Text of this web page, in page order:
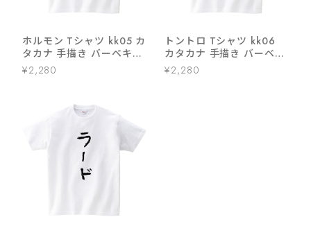
ホルモン Tシャツ kk05 カ
タカナ 手描き バーベキュ
ー BBQ お酒 飲み屋 居酒
屋 和柄 ネタtシャツ 文字t
しろtシャツ おもしろ雑貨
名言 格言 語録
¥2,280
トントロ Tシャツ kk06
カタカナ 手描き バーベキ
ュー BBQ お酒 飲み屋 居
酒屋 和柄 ネタtシャツ 文
¥2,280